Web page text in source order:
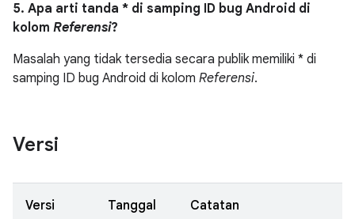
5. Apa arti tanda * di samping ID bug Android di
kolom Referensi?
Masalah yang tidak tersedia secara publik memiliki * di
samping ID bug Android di kolom Referensi.
Versi
Versi Tanggal Catatan